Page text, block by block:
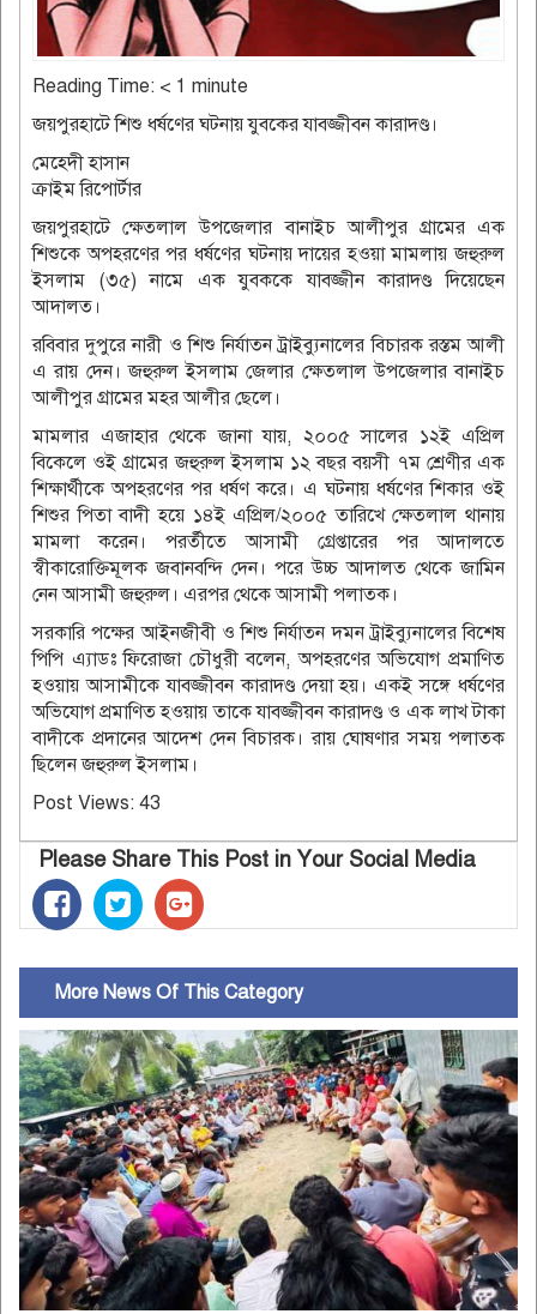
Reading Time: < 1 minute
জয়পুরহাটে শিশু ধর্ষণের ঘটনায় যুবকের যাবজ্জীবন কারাদণ্ড।
মেহেদী হাসান
ক্রাইম রিপোর্টার
জয়পুরহাটে ক্ষেতলাল উপজেলার বানাইচ আলীপুর গ্রামের এক
শিশুকে অপহরণের পর ধর্ষণের ঘটনায় দায়ের হওয়া মামলায় জহুরুল
ইসলাম (৩৫) নামে এক যুবককে যাবজ্জীন কারাদণ্ড দিয়েছেন
আদালত।
রবিবার দুপুরে নারী ও শিশু নির্যাতন ট্রাইব্যুনালের বিচারক রস্তম আলী
এ রায় দেন। জহুরুল ইসলাম জেলার ক্ষেতলাল উপজেলার বানাইচ
আলীপুর গ্রামের মহর আলীর ছেলে।
মামলার এজাহার থেকে জানা যায়, ২০০৫ সালের ১২ই এপ্রিল
বিকেলে ওই গ্রামের জহুরুল ইসলাম ১২ বছর বয়সী ৭ম শ্রেণীর এক
শিক্ষার্থীকে অপহরণের পর ধর্ষণ করে। এ ঘটনায় ধর্ষণের শিকার ওই
শিশুর পিতা বাদী হয়ে ১৪ই এপ্রিল/২০০৫ তারিখে ক্ষেতলাল থানায়
মামলা করেন। পরর্তীতে আসামী গ্রেপ্তারের পর আদালতে
স্বীকারোক্তিমূলক জবানবন্দি দেন। পরে উচ্চ আদালত থেকে জামিন
নেন আসামী জহুরুল। এরপর থেকে আসামী পলাতক।
সরকারি পক্ষের আইনজীবী ও শিশু নির্যাতন দমন ট্রাইব্যুনালের বিশেষ
পিপি এ্যাডঃ ফিরোজা চৌধুরী বলেন, অপহরণের অভিযোগ প্রমাণিত
হওয়ায় আসামীকে যাবজ্জীবন কারাদণ্ড দেয়া হয়। একই সঙ্গে ধর্ষণের
অভিযোগ প্রমাণিত হওয়ায় তাকে যাবজ্জীবন কারাদণ্ড ও এক লাখ টাকা
বাদীকে প্রদানের আদেশ দেন বিচারক। রায় ঘোষণার সময় পলাতক
ছিলেন জহুরুল ইসলাম।
Post Views: 43
Please Share This Post in Your Social Media
More News Of This Category